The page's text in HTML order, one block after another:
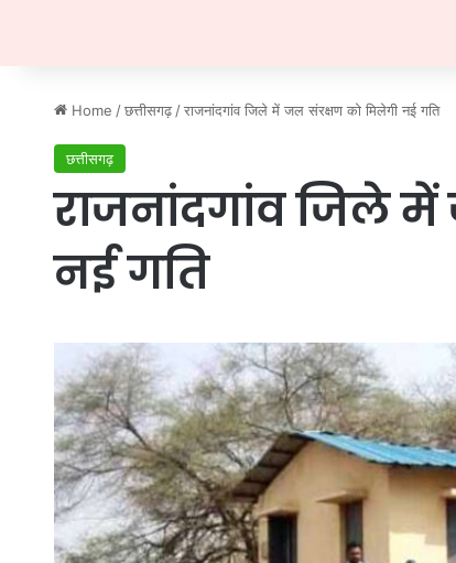
Home / छत्तीसगढ़ / राजनांदगांव जिले में जल संरक्षण को मिलेगी नई गति
छत्तीसगढ़
राजनांदगांव जिले
नई गति